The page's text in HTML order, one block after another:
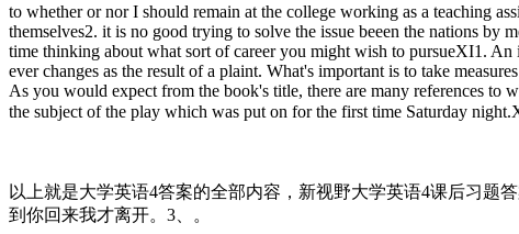
to whether or nor I should remain at the college working as a teaching
themselves2. it is no good trying to solve the issue beeen the nations by
time thinking about what sort of career you might wish to pursueXI1.
ever changes as the result of a plaint. What's important is to take
As you would expect from the book's title, there are many references
the subject of the play which was put on for the first time Saturday
以上就是大学英语4答案的全部内容，新视野大学英语4课后习题答
到你回来我才离开。3、。